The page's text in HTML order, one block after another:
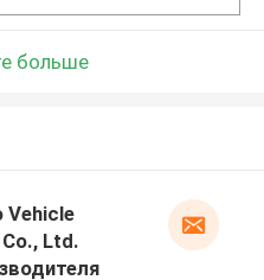
больше
Vehicle
Ltd.